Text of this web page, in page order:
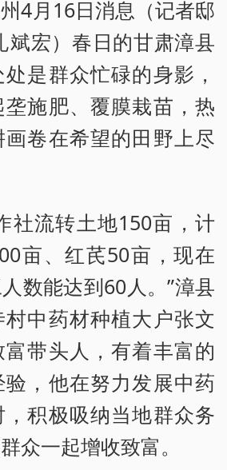
4月16日消息（记者邸
斌宏）春日的甘肃漳县
是群众忙碌的身影，
施肥、覆膜栽苗，热
卷在希望的田野上尽
社流转土地150亩，计
亩、红芪50亩，现在
数能达到60人。”漳县
中药材种植大户张文
带头人，有着丰富的
，他在努力发展中药
积极吸纳当地群众务
众一起增收致富。